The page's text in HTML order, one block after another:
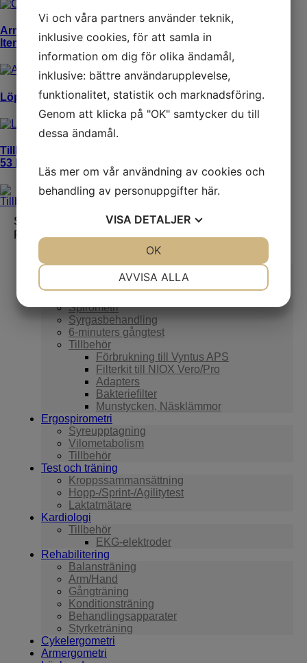
Armergometri
Items
Löpband4 Items
Tillbehör/förbrukning
53 Items
Sök efter: Sök
Produktkategorier
Avancerad lungfunktion
NO-mätning
Spirometri
Syrgasbehandling
6-minuters gångtest
Tillbehör
Förbrukning till Vyntus APS
Filterkit till NIOX Vero/Pro
Adapters
Bakteriefilter
Munstycken, Näsklämmor
Ergospirometri
Syreupptagning
Vilometabolism
Tillbehör
Test och träning
Kroppssammansättning
Hopp-/Sprint-/Agilitytest
Laktatmätare
Kardiologi
Tillbehör
EKG-elektroder
Rehabilitering
Balansträning
Arm/Hand
Gångträning
Konditionsträning
Behandlingsapparater
Styrketräning
Cykelergometri
Armergometri
Vi och våra partners använder teknik,
inklusive cookies, för att samla in
information om dig för olika ändamål,
inklusive: bättre användarupplevelse,
funktionalitet, statistik och marknadsföring.
Genom att klicka på "OK" samtycker du till
dessa ändamål.
Läs mer om vår användning av cookies och
behandling av personuppgifter här.
VISA DETALJER
MARKNADSFÖRING
AVVISA ALLA
OK